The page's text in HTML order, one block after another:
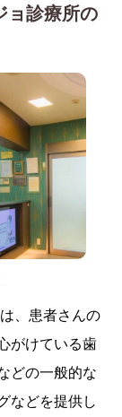
ョ診療所の
、患者さんの
がけている歯
どの一般的な
などを提供し